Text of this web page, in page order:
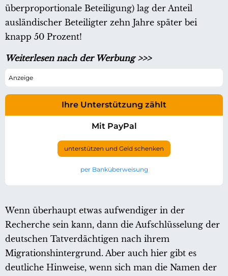
überproportionale Beteiligung) lag der Anteil
ausländischer Beteiligter zehn Jahre später bei
knapp 50 Prozent!
Weiterlesen nach der Werbung >>>
Ihre Unterstützung zählt
Mit PayPal
unterstützen und Geld schenken
per Banküberweisung
Wenn überhaupt etwas aufwendiger in der
Recherche sein kann, dann die Aufschlüsselung der
deutschen Tatverdächtigen nach ihrem
Migrationshintergrund. Aber auch hier gibt es
deutliche Hinweise, wenn sich man die Namen der